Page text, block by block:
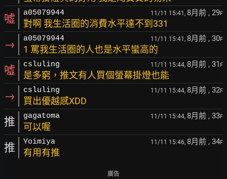
噓 a05079944 11/11 15:41, 8月前 , 29F
對啊 我生活圈的消費水平達不到331
→ a05079944 11/11 15:41, 8月前 , 30F
1 罵我生活圈的人也是水平蠻高的
噓 csluling 11/11 15:44, 8月前 , 31 F
是多窮，推文有人買個螢幕掛燈也能
→ csluling 11/11 15:44, 8月前 , 32F
買出優越感XDD
推 gagatoma 11/11 15:44, 8月前 , 33F
可以喔
推 Yoimiya 11/11 15:46, 8月前 , 34F
有用有推
廣告